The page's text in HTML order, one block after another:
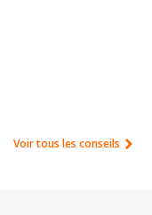
Voir tous les conseils